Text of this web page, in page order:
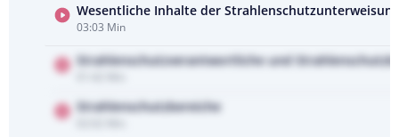
Wesentliche Inhalte der Strahlenschutzunterweisung
03:03 Min
Strahlenschutzverantwortliche und
Strahlenschutzbereiche